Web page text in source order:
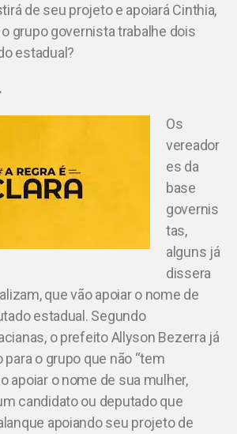
de seu projeto e apoiará Cinthia,
grupo governista trabalhe dois
estadual?
Os
vereador
es da
base
governis
tas,
alguns já
dissera
que vão apoiar o nome de
estadual. Segundo
o prefeito Allyson Bezerra já
o grupo que não “tem
apoiar o nome de sua mulher,
candidato ou deputado que
apoiando seu projeto de